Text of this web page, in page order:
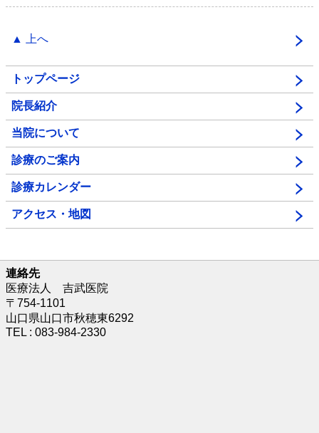
▲ 上へ
トップページ
院長紹介
当院について
診療のご案内
診療カレンダー
アクセス・地図
連絡先
医療法人 吉武医院
〒754-1101
山口県山口市秋穂東6292
TEL : 083-984-2330